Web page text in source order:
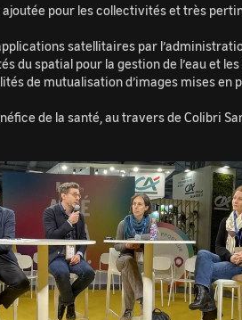
pour les collectivités et très
satellitaires par
du spatial pour la gestion de l’eau et
de mutualisation d’images mises
de la santé, au travers de Colibri